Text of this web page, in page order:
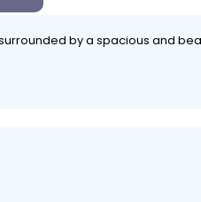
by a spacious and